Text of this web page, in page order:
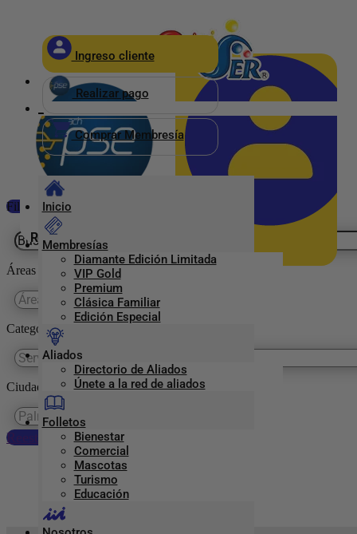
Ingreso cliente
Realizar pago
Comprar Membresía
Inicio
Membresías
Diamante Edición Limitada
VIP Gold
Premium
Clásica Familiar
Edición Especial
Aliados
Directorio de Aliados
Únete a la red de aliados
Folletos
Bienestar
Comercial
Mascotas
Turismo
Educación
Realizar pago
Ingreso Clientes
Filtrar
Áreas
Categorías Previser
Ciudades
Reestablecer preferencias
Palmira